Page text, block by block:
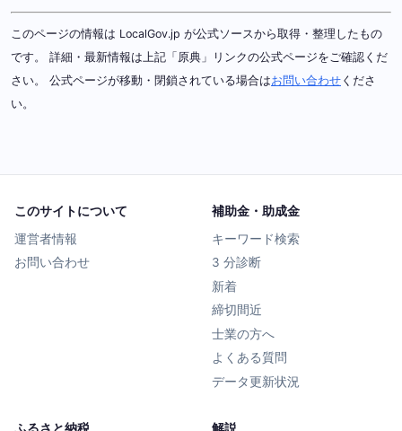
このページの情報は LocalGov.jp が公式ソースから取得・整理したもの
です。 詳細・最新情報は上記「原典」リンクの公式ページをご確認くだ
さい。 公式ページが移動・閉鎖されている場合はお問い合わせ くださ
い。
このサイトについて
運営者情報
お問い合わせ
補助金・助成金
キーワード検索
3 分診断
新着
締切間近
士業の方へ
よくある質問
データ更新状況
ふるさと納税 解説